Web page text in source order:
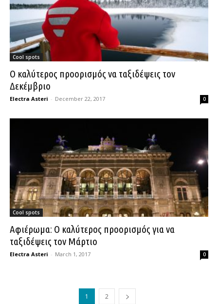
Cool spots
Ο καλύτερος προορισμός να ταξιδέψεις τον
Δεκέμβριο
Electra Asteri - December 22, 2017 0
Cool spots
Αφιέρωμα: Ο καλύτερος προορισμός για να
ταξιδέψεις τον Μάρτιο
Electra Asteri - March 1, 2017 0
1 2